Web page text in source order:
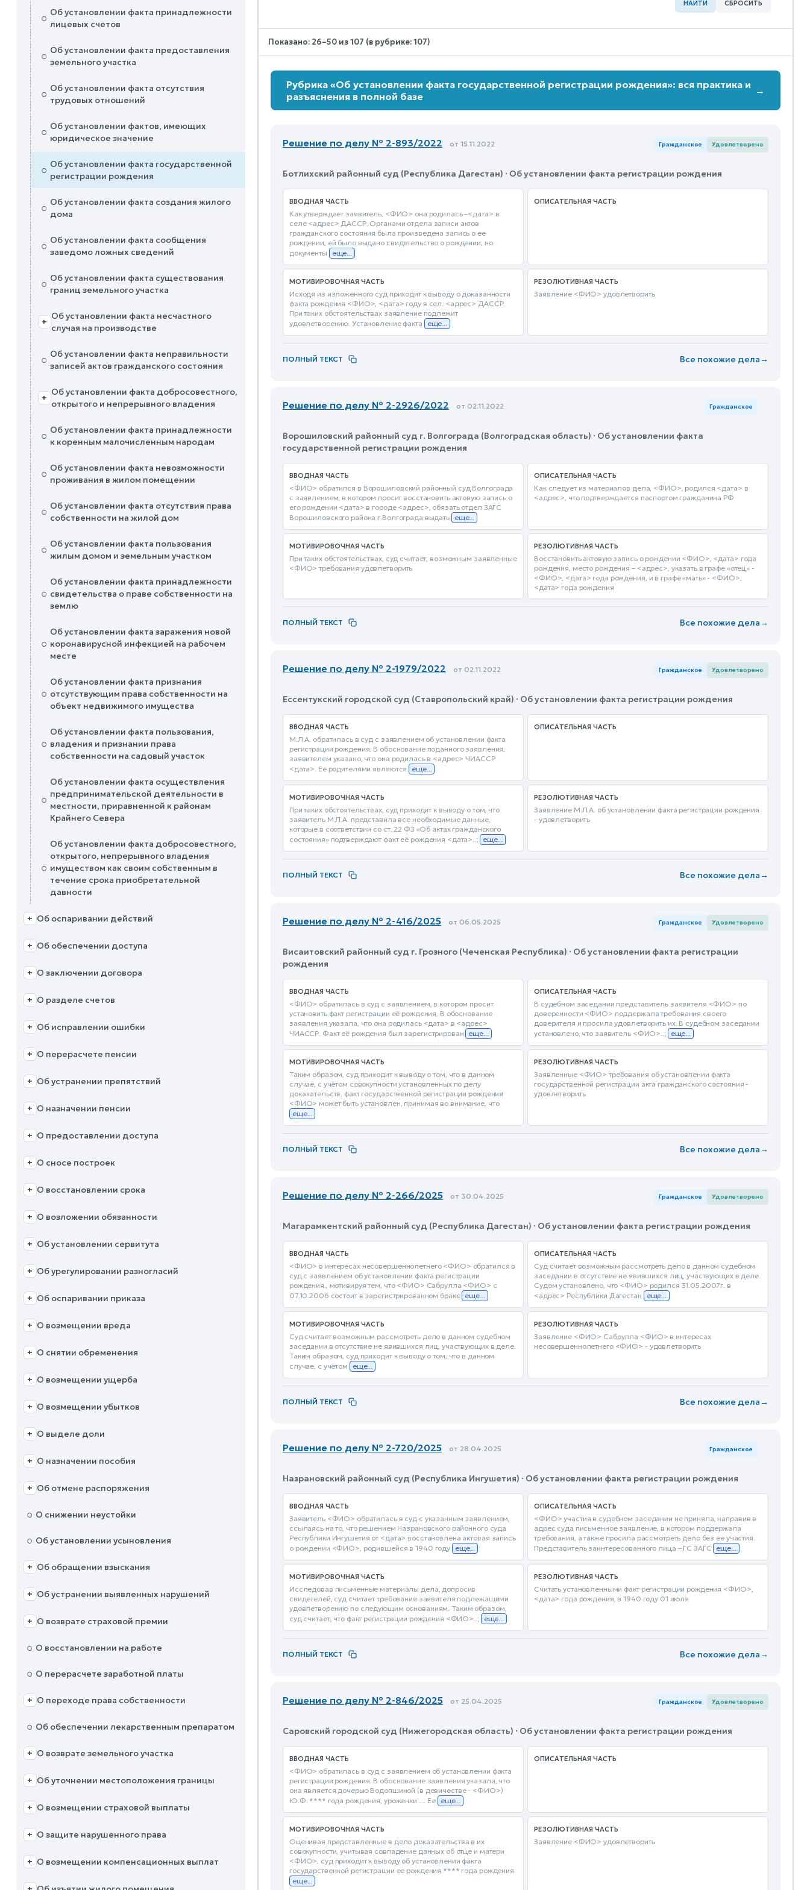
○ Об установлении факта принадлежности
лицевых счетов
○ Об установлении факта предоставления
земельного участка
○ Об установлении факта отсутствия
трудовых отношений
○ Об установлении фактов, имеющих
юридическое значение
○ Об установлении факта государственной
регистрации рождения
○ Об установлении факта создания жилого
дома
○ Об установлении факта сообщения
заведомо ложных сведений
○ Об установлении факта существования
границ земельного участка
+
Об установлении факта несчастного
случая на производстве
○ Об установлении факта неправильности
записей актов гражданского состояния
+
Об установлении факта добросовестного,
открытого и непрерывного владения
○ Об установлении факта принадлежности
к коренным малочисленным народам
○ Об установлении факта невозможности
проживания в жилом помещении
○ Об установлении факта отсутствия права
собственности на жилой дом
○ Об установлении факта пользования
жилым домом и земельным участком
○
Об установлении факта принадлежности
свидетельства о праве собственности на
землю
○
Об установлении факта заражения новой
коронавирусной инфекцией на рабочем
месте
○
Об установлении факта признания
отсутствующим права собственности на
объект недвижимого имущества
○
Об установлении факта пользования,
владения и признании права
собственности на садовый участок
○
Об установлении факта осуществления
предпринимательской деятельности в
местности, приравненной к районам
Крайнего Севера
○
Об установлении факта добросовестного,
открытого, непрерывного владения
имуществом как своим собственным в
течение срока приобретательной
давности
+ Об оспаривании действий
+ Об обеспечении доступа
+ О заключении договора
+ О разделе счетов
+ Об исправлении ошибки
+ О перерасчете пенсии
+ Об устранении препятствий
+ О назначении пенсии
+ О предоставлении доступа
+ О сносе построек
+ О восстановлении срока
+ О возложении обязанности
+ Об установлении сервитута
+ Об урегулировании разногласий
+ Об оспаривании приказа
+ О возмещении вреда
+ О снятии обременения
+ О возмещении ущерба
+ О возмещении убытков
+ О выделе доли
+ О назначении пособия
+ Об отмене распоряжения
○ О снижении неустойки
○ Об установлении усыновления
+ Об обращении взыскания
+ Об устранении выявленных нарушений
+ О возврате страховой премии
○ О восстановлении на работе
○ О перерасчете заработной платы
+ О переходе права собственности
○ Об обеспечении лекарственным препаратом
+ О возврате земельного участка
+ Об уточнении местоположения границы
+ О возмещении страховой выплаты
+ О защите нарушенного права
+ О возмещении компенсационных выплат
НАЙТИ СБРОСИТЬ
Показано: 26–50 из 107 (в рубрике: 107)
Рубрика «Об установлении факта государственной регистрации рождения»: вся практика и
разъяснения в полной базе
→
Решение по делу № 2-893/2022 от 15.11.2022 Гражданское Удовлетворено
Ботлихский районный суд (Республика Дагестан) · Об установлении факта регистрации рождения
ВВОДНАЯ ЧАСТЬ
Как утверждает заявитель, <ФИО> она родилась –<дата> в
селе <адрес> ДАССР. Органами отдела записи актов
гражданского состояния была произведена запись о ее
рождении, ей было выдано свидетельство о рождении, но
документы
еще...
ОПИСАТЕЛЬНАЯ ЧАСТЬ
МОТИВИРОВОЧНАЯ ЧАСТЬ
Исходя из изложенного суд приходит к выводу о доказанности
факта рождения <ФИО>, <дата> году в сел. <адрес> ДАССР.
При таких обстоятельствах заявление подлежит
удовлетворению. Установление факта
еще...
РЕЗОЛЮТИВНАЯ ЧАСТЬ
Заявление <ФИО> удовлетворить
ПОЛНЫЙ ТЕКСТ Все похожие дела→
Решение по делу № 2-2926/2022 от 02.11.2022 Гражданское
Ворошиловский районный суд г. Волгограда (Волгоградская область) · Об установлении факта
государственной регистрации рождения
ВВОДНАЯ ЧАСТЬ
<ФИО> обратился в Ворошиловский районный суд Волгограда
с заявлением, в котором просит восстановить актовую запись о
его рождении <дата> в городе <адрес>, обязать отдел ЗАГС
Ворошиловского района г.Волгограда выдать еще...
ОПИСАТЕЛЬНАЯ ЧАСТЬ
Как следует из материалов дела, <ФИО>, родился <дата> в
<адрес>, что подтверждается паспортом гражданина РФ
МОТИВИРОВОЧНАЯ ЧАСТЬ
При таких обстоятельствах, суд считает, возможным заявленные
<ФИО> требования удовлетворить
РЕЗОЛЮТИВНАЯ ЧАСТЬ
Восстановить актовую запись о рождении <ФИО>, <дата> года
рождения, место рождения – <адрес>, указать в графе «отец» -
<ФИО>, <дата> года рождения, и в графе «мать» - <ФИО>,
<дата> года рождения
ПОЛНЫЙ ТЕКСТ Все похожие дела→
Решение по делу № 2-1979/2022 от 02.11.2022 Гражданское Удовлетворено
Ессентукский городской суд (Ставропольский край) · Об установлении факта регистрации рождения
ВВОДНАЯ ЧАСТЬ
М.Л.А. обратилась в суд с заявлением об установлении факта
регистрации рождения. В обоснование поданного заявления,
заявителем указано, что она родилась в <адрес> ЧИАССР
<дата>. Ее родителями являются еще...
ОПИСАТЕЛЬНАЯ ЧАСТЬ
МОТИВИРОВОЧНАЯ ЧАСТЬ
При таких обстоятельствах, суд приходит к выводу о том, что
заявитель М.Л.А. представила все необходимые данные,
которые в соответствии со ст. 22 ФЗ «Об актах гражданского
состояния» подтверждают факт её рождения <дата>..; еще...
РЕЗОЛЮТИВНАЯ ЧАСТЬ
Заявление М.Л.А. об установлении факта регистрации рождения
- удовлетворить
ПОЛНЫЙ ТЕКСТ Все похожие дела→
Решение по делу № 2-416/2025 от 06.05.2025 Гражданское Удовлетворено
Висаитовский районный суд г. Грозного (Чеченская Республика) · Об установлении факта регистрации
рождения
ВВОДНАЯ ЧАСТЬ
<ФИО> обратилась в суд с заявлением, в котором просит
установить факт регистрации её рождения. В обоснование
заявления указала, что она родилась <дата> в <адрес>
ЧИАССР. Факт её рождения был зарегистрирован еще...
ОПИСАТЕЛЬНАЯ ЧАСТЬ
В судебном заседании представитель заявителя <ФИО> по
доверенности <ФИО> поддержала требования своего
доверителя и просила удовлетворить их. В судебном заседании
установлено, что заявитель <ФИО>..; еще...
МОТИВИРОВОЧНАЯ ЧАСТЬ
Таким образом, суд приходит к выводу о том, что в данном
случае, с учётом совокупности установленных по делу
доказательств, факт государственной регистрации рождения
<ФИО> может быть установлен, принимая во внимание, что
еще...
РЕЗОЛЮТИВНАЯ ЧАСТЬ
Заявленные <ФИО> требования об установлении факта
государственной регистрации акта гражданского состояния -
удовлетворить
ПОЛНЫЙ ТЕКСТ Все похожие дела→
Решение по делу № 2-266/2025 от 30.04.2025 Гражданское Удовлетворено
Магарамкентский районный суд (Республика Дагестан) · Об установлении факта регистрации рождения
ВВОДНАЯ ЧАСТЬ
<ФИО> в интересах несовершеннолетнего <ФИО> обратился в
суд с заявлением об установлении факта регистрации
рождения., мотивируя тем, что <ФИО> Сабрулла <ФИО> с
07.10.2006 состоит в зарегистрированном браке еще...
ОПИСАТЕЛЬНАЯ ЧАСТЬ
Суд считает возможным рассмотреть дело в данном судебном
заседании в отсутствие не явившихся лиц, участвующих в деле.
Судом установлено, что <ФИО> родился 31.05.2007г. в
<адрес> Республики Дагестан
еще...
МОТИВИРОВОЧНАЯ ЧАСТЬ
Суд считает возможным рассмотреть дело в данном судебном
заседании в отсутствие не явившихся лиц, участвующих в деле.
Таким образом, суд приходит к выводу о том, что в данном
случае, с учётом
еще...
РЕЗОЛЮТИВНАЯ ЧАСТЬ
Заявление <ФИО> Сабрулла <ФИО> в интересах
несовершеннолетнего <ФИО> - удовлетворить
ПОЛНЫЙ ТЕКСТ Все похожие дела→
Решение по делу № 2-720/2025 от 28.04.2025 Гражданское
Назрановский районный суд (Республика Ингушетия) · Об установлении факта регистрации рождения
ВВОДНАЯ ЧАСТЬ
Заявитель <ФИО> обратилась в суд с указанным заявлением,
ссылаясь на то, что решением Назрановского районного суда
Республики Ингушетия от <дата> восстановлена актовая запись
о рождении <ФИО>, родившейся в 1940 году еще...
ОПИСАТЕЛЬНАЯ ЧАСТЬ
<ФИО> участия в судебном заседании не приняла, направив в
адрес суда письменное заявление, в котором поддержала
требования, а также просила рассмотреть дело без ее участия.
Представитель заинтересованного лица – ГС ЗАГС еще...
МОТИВИРОВОЧНАЯ ЧАСТЬ
Исследовав письменные материалы дела, допросив
свидетелей, суд считает требования заявителя подлежащими
удовлетворению по следующим основаниям. Таким образом,
суд считает, что факт регистрации рождения <ФИО>..; еще...
РЕЗОЛЮТИВНАЯ ЧАСТЬ
Считать установленными факт регистрации рождения <ФИО>,
<дата> года рождения, в 1940 году 01 июля
ПОЛНЫЙ ТЕКСТ Все похожие дела→
Решение по делу № 2-846/2025 от 25.04.2025 Гражданское Удовлетворено
Саровский городской суд (Нижегородская область) · Об установлении факта регистрации рождения
ВВОДНАЯ ЧАСТЬ
<ФИО> обратилась в суд с заявлением об установлении факта
регистрации рождения. В обоснование заявления указала, что
она является дочерью Водопшиной (в девичестве - <ФИО>)
Ю.Ф. **** года рождения, уроженки .... Ее еще...
ОПИСАТЕЛЬНАЯ ЧАСТЬ
МОТИВИРОВОЧНАЯ ЧАСТЬ
Оценивая представленные в дело доказательства в их
совокупности, учитывая совпадение данных об отце и матери
<ФИО>, суд приходит к выводу об установлении факта
государственной регистрации ее рождения **** года рождения
еще...
РЕЗОЛЮТИВНАЯ ЧАСТЬ
Заявление <ФИО> удовлетворить